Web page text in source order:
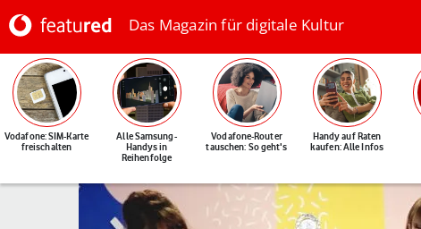
Das Magazin für digitale Kultur
Vodafone: SIM-Karte
freischalten
Alle Samsung-
Handys in
Reihenfolge
Vodafone-Router
tauschen: So geht's
Handy auf Raten
kaufen: Alle Infos